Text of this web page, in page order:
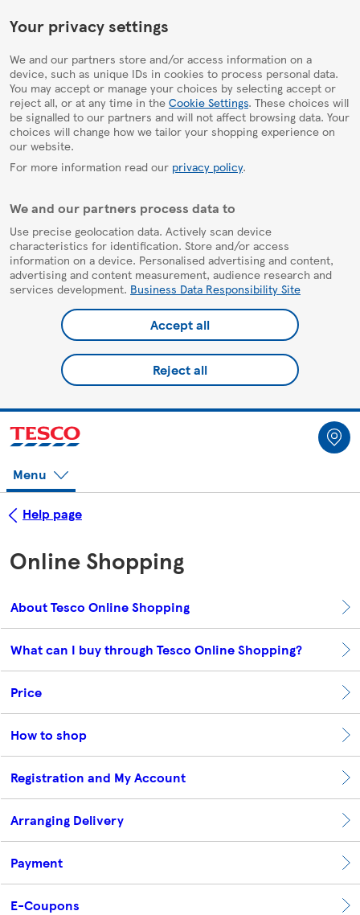
HelpPage
Your privacy settings
We and our partners store and/or access information on a
device, such as unique IDs in cookies to process personal data.
You may accept or manage your choices by selecting accept or
reject all, or at any time in the Cookie Settings. These choices will
be signalled to our partners and will not affect browsing data. Your
choices will change how we tailor your shopping experience on
our website.
For more information read our privacy policy.
We and our partners process data to
Use precise geolocation data. Actively scan device
characteristics for identification. Store and/or access
information on a device. Personalised advertising and content,
advertising and content measurement, audience research and
services development. Business Data Responsibility Site
Accept all
Reject all
Menu
Help page
Online Shopping
About Tesco Online Shopping
What can I buy through Tesco Online Shopping?
Price
How to shop
Registration and My Account
Arranging Delivery
Payment
E-Coupons